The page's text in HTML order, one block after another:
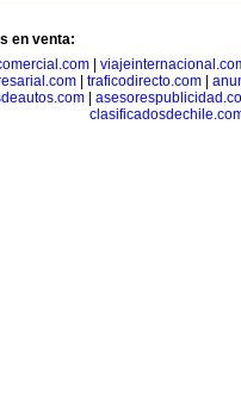
en venta:
traficodirecto.com
|